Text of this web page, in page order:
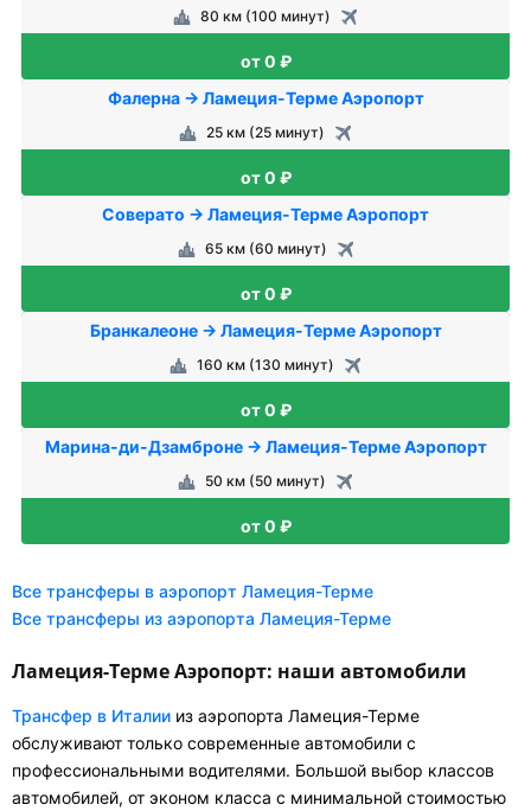
80 км (100 минут)
от 0 ₽
Фалерна → Ламеция-Терме Аэропорт
25 км (25 минут)
от 0 ₽
Соверато → Ламеция-Терме Аэропорт
65 км (60 минут)
от 0 ₽
Бранкалеоне → Ламеция-Терме Аэропорт
160 км (130 минут)
от 0 ₽
Марина-ди-Дзамброне → Ламеция-Терме Аэропорт
50 км (50 минут)
от 0 ₽
Все трансферы в аэропорт Ламеция-Терме
Все трансферы из аэропорта Ламеция-Терме
Ламеция-Терме Аэропорт: наши автомобили
Трансфер в Италии из аэропорта Ламеция-Терме
обслуживают только современные автомобили с
профессиональными водителями. Большой выбор классов
автомобилей, от эконом класса с минимальной стоимостью